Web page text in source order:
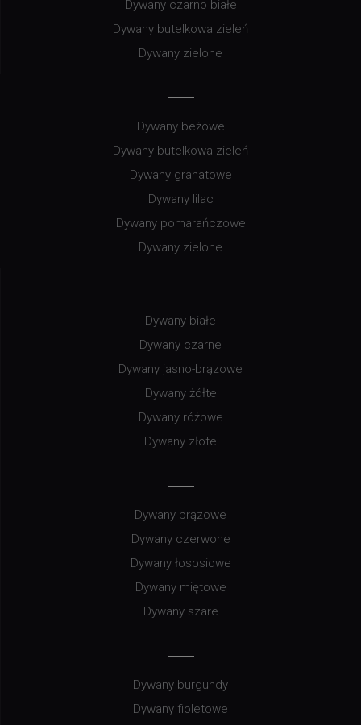
Dywany czarno białe
Dywany butelkowa zieleń
Dywany zielone
Dywany beżowe
Dywany butelkowa zieleń
Dywany granatowe
Dywany lilac
Dywany pomarańczowe
Dywany zielone
Dywany białe
Dywany czarne
Dywany jasno-brązowe
Dywany żółte
Dywany różowe
Dywany złote
Dywany brązowe
Dywany czerwone
Dywany łososiowe
Dywany miętowe
Dywany szare
Dywany burgundy
Dywany fioletowe